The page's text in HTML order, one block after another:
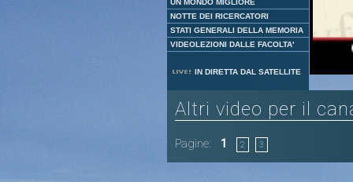
UN MONDO MIGLIORE
NOTTE DEI RICERCATORI
STATI GENERALI DELLA MEMORIA
VIDEOLEZIONI DALLE FACOLTA'
IN DIRETTA DAL SATELLITE
Altri video per il
Pagine: 1 2 3